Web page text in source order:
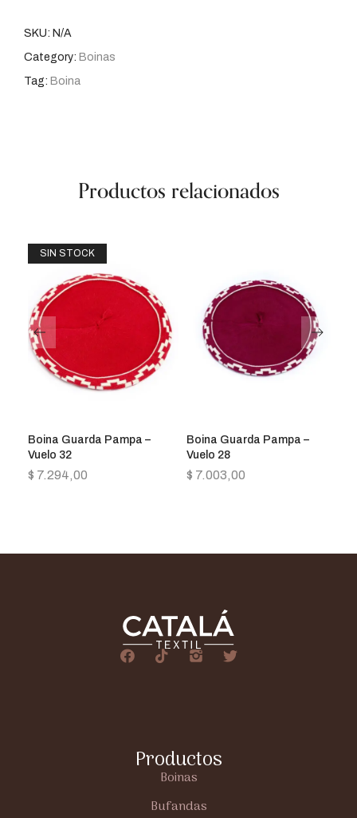
SKU: N/A
Category: Boinas
Tag: Boina
Productos relacionados
SIN STOCK
Boina Guarda Pampa –
Vuelo 32
$ 7.294,00
Boina Guarda Pampa –
Vuelo 28
$ 7.003,00
Productos
Boinas
Bufandas